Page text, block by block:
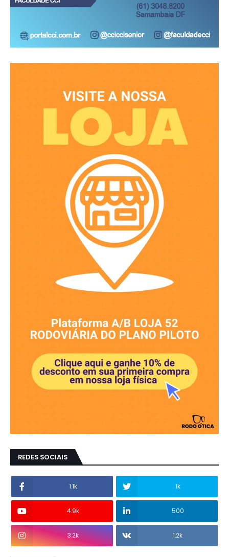
REDES SOCIAIS
1.1k 1k
4.9k 500
3.2k 1.2k